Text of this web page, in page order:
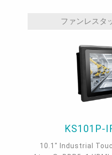
ファンレスタ
KS101P-
10.1" Industrial